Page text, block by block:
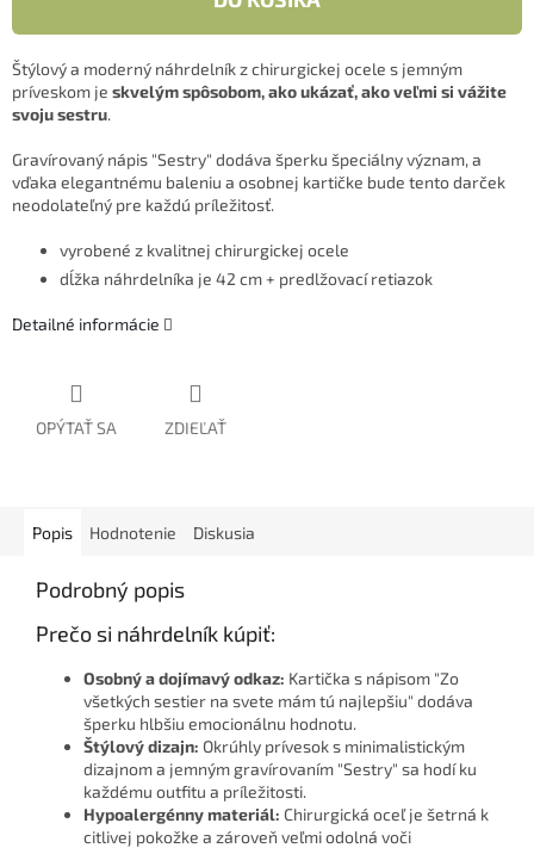
Štýlový a moderný náhrdelník z chirurgickej ocele s jemným
príveskom je skvelým spôsobom, ako ukázať, ako veľmi si vážite
svoju sestru.
Gravírovaný nápis "Sestry" dodáva šperku špeciálny význam, a
vďaka elegantnému baleniu a osobnej kartičke bude tento darček
neodolateľný pre každú príležitosť.
vyrobené z kvalitnej chirurgickej ocele
dĺžka náhrdelníka je 42 cm + predlžovací retiazok
Detailné informácie
OPÝTAŤ SA ZDIEĽAŤ
Popis Hodnotenie Diskusia
Podrobný popis
Prečo si náhrdelník kúpiť:
Osobný a dojímavý odkaz: Kartička s nápisom "Zo
všetkých sestier na svete mám tú najlepšiu" dodáva
šperku hlbšiu emocionálnu hodnotu.
Štýlový dizajn: Okrúhly prívesok s minimalistickým
dizajnom a jemným gravírovaním "Sestry" sa hodí ku
každému outfitu a príležitosti.
Hypoalergénny materiál: Chirurgická oceľ je šetrná k
citlivej pokožke a zároveň veľmi odolná voči